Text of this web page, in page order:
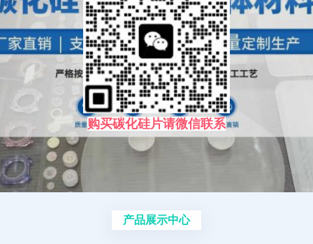
购买碳化硅片请微信联系
产品展示中心